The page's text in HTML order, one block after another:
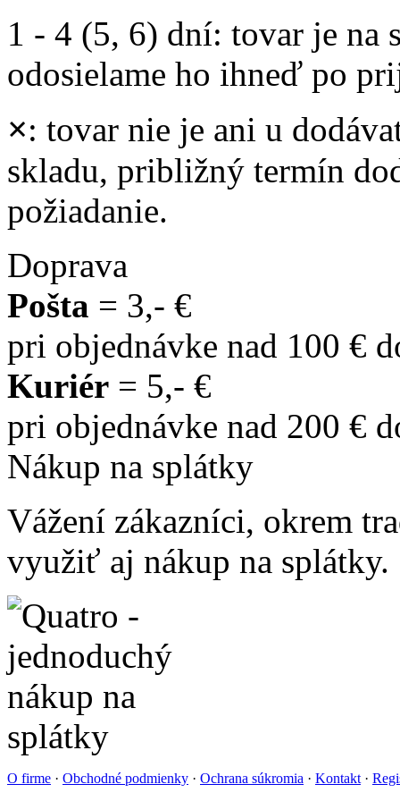
1 - 4 (5, 6) dní: tovar je na
odosielame ho ihneď po
×: tovar nie je ani u
skladu, približný termín
požiadanie.
Doprava
Pošta = 3,- €
pri objednávke nad 100 €
Kuriér = 5,- €
pri objednávke nad 200 €
Nákup na splátky
Vážení zákazníci, okrem
využiť aj nákup na splátky.
O firme · Obchodné podmienky · Ochrana súkromia · Kontakt ·